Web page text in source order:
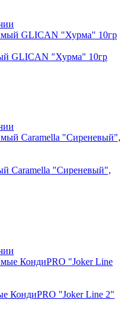
GLICAN "Хурма" 10гр
Caramella "Сиреневый",
КондиPRO "Joker Line 2"